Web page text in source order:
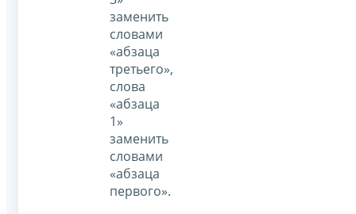
заменить
словами
«абзаца
третьего»,
слова
«абзаца
1»
заменить
словами
«абзаца
первого».